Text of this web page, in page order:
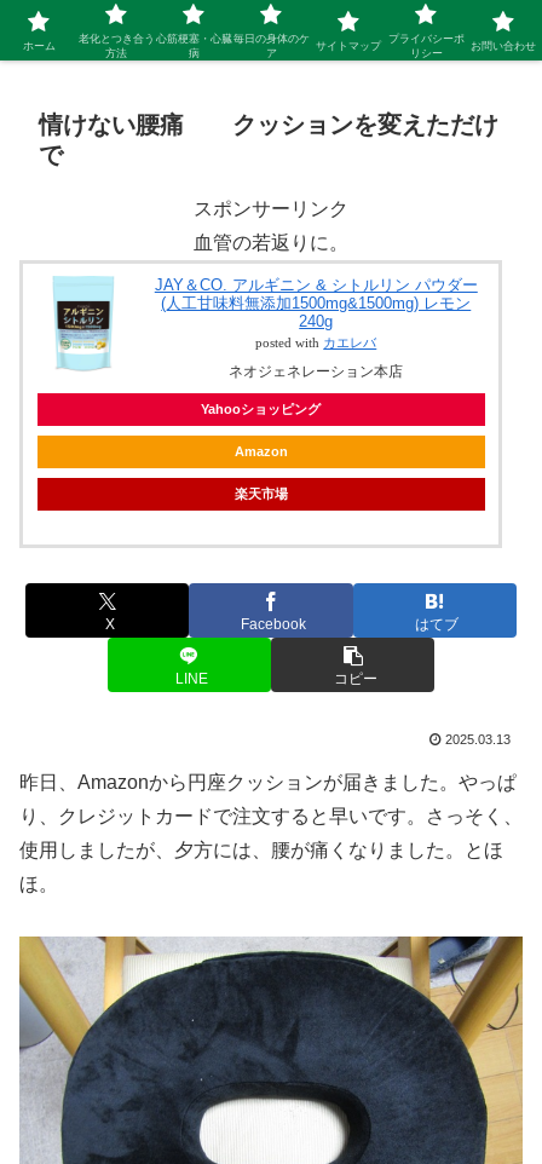
シニア 新しい人生を開拓するブログ
情けない腰痛 クッションを変えただけ
で
スポンサーリンク
血管の若返りに。
JAY＆CO. アルギニン & シトルリン パウダー
(人工甘味料無添加1500mg&1500mg) レモン
240g
posted with カエレバ
ネオジェネレーション本店
Yahooショッピング
Amazon
楽天市場
X Facebook はてブ
LINE コピー
2025.03.13
昨日、Amazonから円座クッションが届きました。やっぱ
り、クレジットカードで注文すると早いです。さっそく、
使用しましたが、夕方には、腰が痛くなりました。とほ
ほ。
ホーム
老化とつき合う
方法
心筋梗塞・心臓
病
毎日の身体のケ
ア
サイトマップ
プライバシーポ
リシー
お問い合わせ